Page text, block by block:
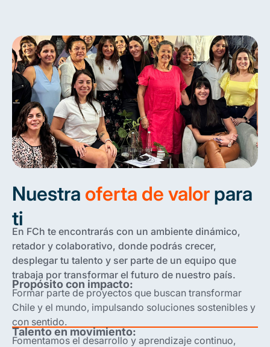
Nuestra oferta de valor para
ti
En FCh te encontrarás con un ambiente dinámico,
retador y colaborativo, donde podrás crecer,
desplegar tu talento y ser parte de un equipo que
trabaja por transformar el futuro de nuestro país.
Propósito con impacto:
Formar parte de proyectos que buscan transformar
Chile y el mundo, impulsando soluciones sostenibles y
con sentido.
Talento en movimiento:
Fomentamos el desarrollo y aprendizaje continuo,